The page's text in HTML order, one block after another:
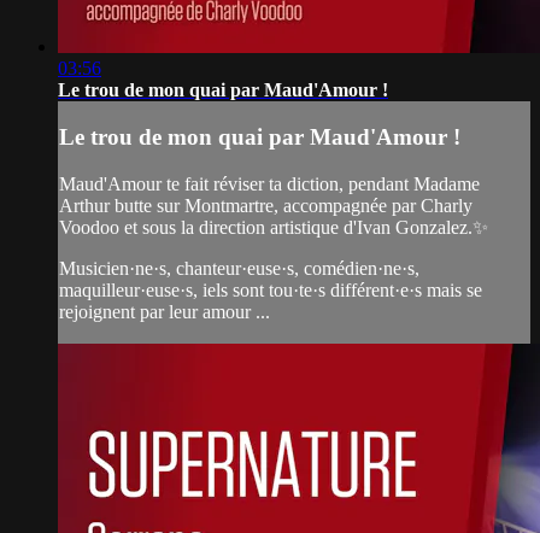
03:56
Le trou de mon quai par Maud'Amour !
Le trou de mon quai par Maud'Amour !
Maud'Amour te fait réviser ta diction, pendant Madame
Arthur butte sur Montmartre, accompagnée par Charly
Voodoo et sous la direction artistique d'Ivan Gonzalez.✨
Musicien·ne·s, chanteur·euse·s, comédien·ne·s,
maquilleur·euse·s, iels sont tou·te·s différent·e·s mais se
rejoignent par leur amour ...